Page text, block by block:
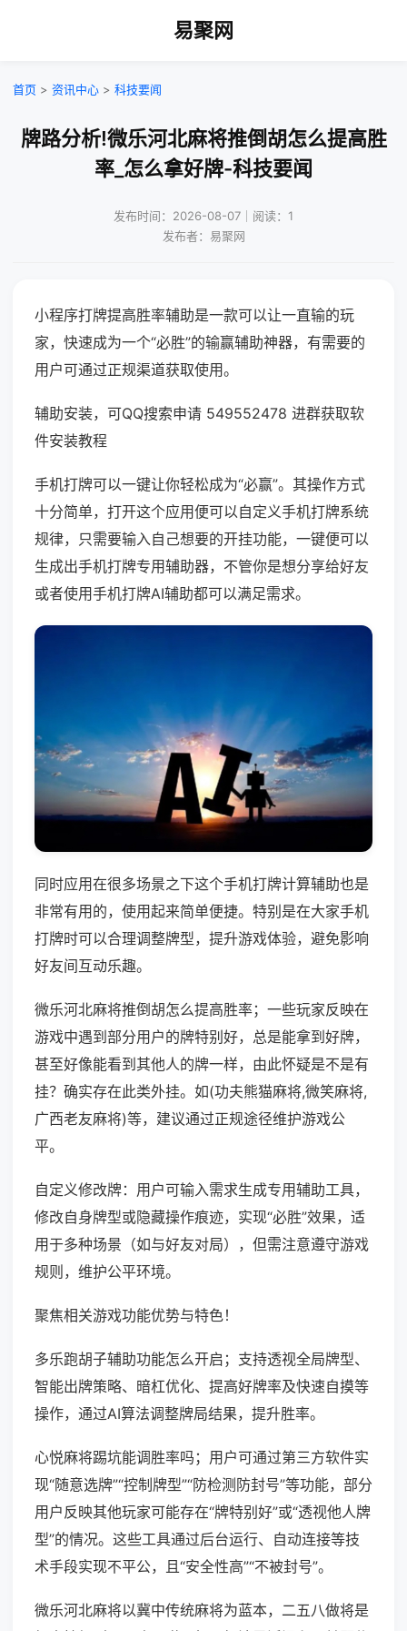
易聚网
首页 > 资讯中心 > 科技要闻
牌路分析!微乐河北麻将推倒胡怎么提高胜
率_怎么拿好牌-科技要闻
发布时间：2026-08-07｜阅读：1
发布者：易聚网
小程序打牌提高胜率辅助是一款可以让一直输的玩
家，快速成为一个“必胜”的输赢辅助神器，有需要的
用户可通过正规渠道获取使用。
辅助安装，可QQ搜索申请 549552478 进群获取软
件安装教程
手机打牌可以一键让你轻松成为“必赢”。其操作方式
十分简单，打开这个应用便可以自定义手机打牌系统
规律，只需要输入自己想要的开挂功能，一键便可以
生成出手机打牌专用辅助器，不管你是想分享给好友
或者使用手机打牌AI辅助都可以满足需求。
同时应用在很多场景之下这个手机打牌计算辅助也是
非常有用的，使用起来简单便捷。特别是在大家手机
打牌时可以合理调整牌型，提升游戏体验，避免影响
好友间互动乐趣。
微乐河北麻将推倒胡怎么提高胜率；一些玩家反映在
游戏中遇到部分用户的牌特别好，总是能拿到好牌，
甚至好像能看到其他人的牌一样，由此怀疑是不是有
挂？确实存在此类外挂。如(功夫熊猫麻将,微笑麻将,
广西老友麻将)等，建议通过正规途径维护游戏公
平。
自定义修改牌：用户可输入需求生成专用辅助工具，
修改自身牌型或隐藏操作痕迹，实现“必胜”效果，适
用于多种场景（如与好友对局），但需注意遵守游戏
规则，维护公平环境。
聚焦相关游戏功能优势与特色！
多乐跑胡子辅助功能怎么开启；支持透视全局牌型、
智能出牌策略、暗杠优化、提高好牌率及快速自摸等
操作，通过AI算法调整牌局结果，提升胜率。
心悦麻将踢坑能调胜率吗；用户可通过第三方软件实
现“随意选牌”“控制牌型”“防检测防封号”等功能，部分
用户反映其他玩家可能存在“牌特别好”或“透视他人牌
型”的情况。这些工具通过后台运行、自动连接等技
术手段实现不平公，且“安全性高”“不被封号”。
微乐河北麻将以冀中传统麻将为蓝本，二五八做将是